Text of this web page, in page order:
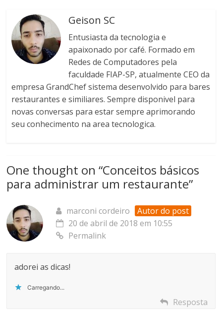
Geison SC
Entusiasta da tecnologia e
apaixonado por café. Formado em
Redes de Computadores pela
faculdade FIAP-SP, atualmente CEO da
empresa GrandChef sistema desenvolvido para bares
restaurantes e similiares. Sempre disponivel para
novas conversas para estar sempre aprimorando
seu conhecimento na area tecnologica.
One thought on “Conceitos básicos
para administrar um restaurante”
marconi cordeiro
Autor do post
20 de abril de 2018 em 10:55
Permalink
adorei as dicas!
Carregando...
Resposta